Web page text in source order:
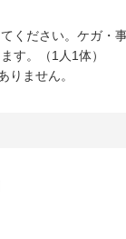
ください。ケガ・
す。（1人1体）
りません。